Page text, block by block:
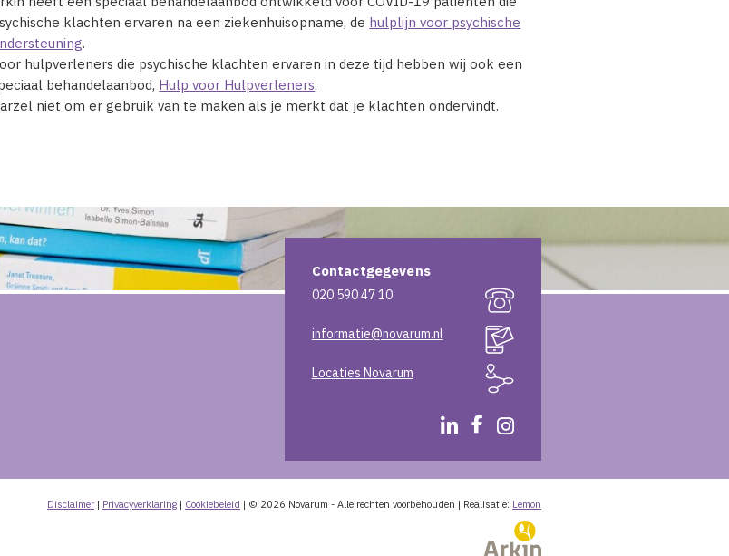
klachten ervaren na een ziekenhuisopname, de hulplijn voor psychische
.
hulpverleners die psychische klachten ervaren in deze tijd hebben wij ook een
behandelaanbod, Hulp voor Hulpverleners.
niet om er gebruik van te maken als je merkt dat je klachten ondervindt.
Contactgegevens
020 590 47 10
informatie@novarum.nl
Locaties Novarum
Disclaimer | Privacyverklaring | Cookiebeleid | © 2026 Novarum - Alle rechten voorbehouden | Realisatie: Lemon